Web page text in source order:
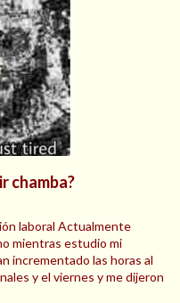
chamba?
laboral Actualmente
mientras estudio mi
incrementado las horas al
y el viernes y me dijeron